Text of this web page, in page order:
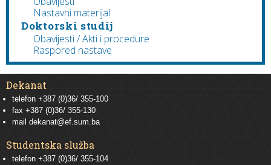
Nastavni materijal
Doktorski studij
Obavijesti / Akti i procedure
Raspored nastave
Dekanat
telefon +387 (0)36/ 355-100
fax +387 (0)36/ 355-130
mail dekanat@ef.sum.ba
Studentska služba
telefon +387 (0)36/ 355-104